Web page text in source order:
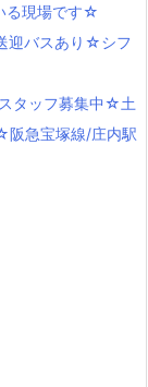
る現場です☆
迎バスあり☆シフ
タッフ募集中☆土
急宝塚線/庄内駅